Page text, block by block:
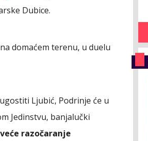
Dubice.
domaćem terenu, u duelu
Ljubić, Podrinje će u
Jedinstvu, banjalučki
razočaranje